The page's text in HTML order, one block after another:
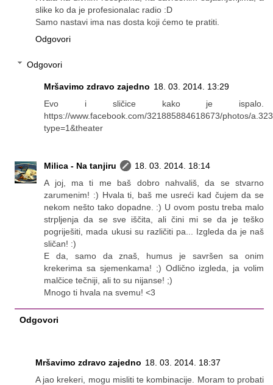
slike ko da je profesionalac radio :D
Samo nastavi ima nas dosta koji ćemo te pratiti.
Odgovori
Odgovori
Mršavimo zdravo zajedno 18. 03. 2014. 13:29
Evo i sličice kako je ispalo.
https://www.facebook.com/321885884618673/photos/
type=1&theater
Milica - Na tanjiru
18. 03. 2014. 18:14
A joj, ma ti me baš dobro nahvališ, da se stvarno
zarumenim! :) Hvala ti, baš me usreći kad čujem da se
nekom nešto tako dopadne. :) U ovom postu treba malo
strpljenja da se sve iščita, ali čini mi se da je teško
pogriješiti, mada ukusi su različiti pa... Izgleda da je naš
sličan! :)
E da, samo da znaš, humus je savršen sa onim
krekerima sa sjemenkama! ;) Odlično izgleda, ja volim
malčice tečniji, ali to su nijanse! ;)
Mnogo ti hvala na svemu! <3
Odgovori
Mršavimo zdravo zajedno 18. 03. 2014. 18:37
A jao krekeri, mogu misliti te kombinacije. Moram to probati